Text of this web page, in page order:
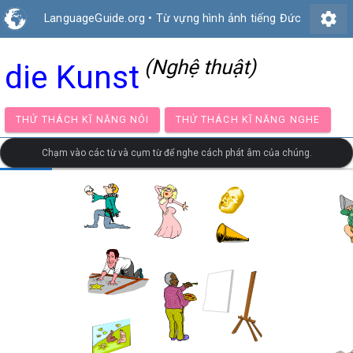
LanguageGuide.org • Từ vựng hình ảnh tiếng Đức settings
die Kunst (Nghệ thuật)
THỬ THÁCH KĨ NĂNG NÓI THỬ THÁCH KĨ NĂNG
Chạm vào các từ và cụm từ để nghe cách phát âm của chúng.